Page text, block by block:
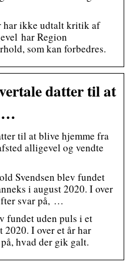
har ikke udtalt kritik af
har Region
som kan forbedres.
datter til at
…
til at blive hjemme fra
alligevel og vendte
Svendsen blev fundet
i august 2020. I over
svar på, …
fundet uden puls i et
2020. I over et år har
hvad der gik galt.